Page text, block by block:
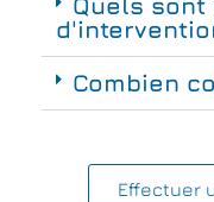
Quels
Combien
Effectuer